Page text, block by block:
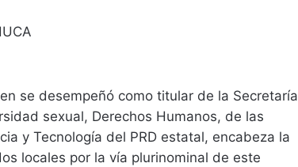
se desempeñó como titular de la Secretaría
sexual, Derechos Humanos, de las
y Tecnología del PRD estatal, encabeza la
locales por la vía plurinominal de este